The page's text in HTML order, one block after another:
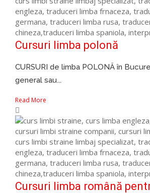
Cursuri limba polonă
CURSURI de limba POLONĂ în
general sau...
Read More
Cursuri limba română